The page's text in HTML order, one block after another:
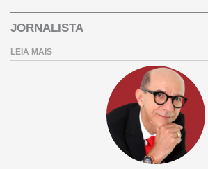
JORNALISTA
LEIA MAIS